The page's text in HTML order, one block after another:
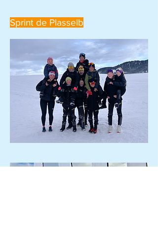
Sprint de Plasselb